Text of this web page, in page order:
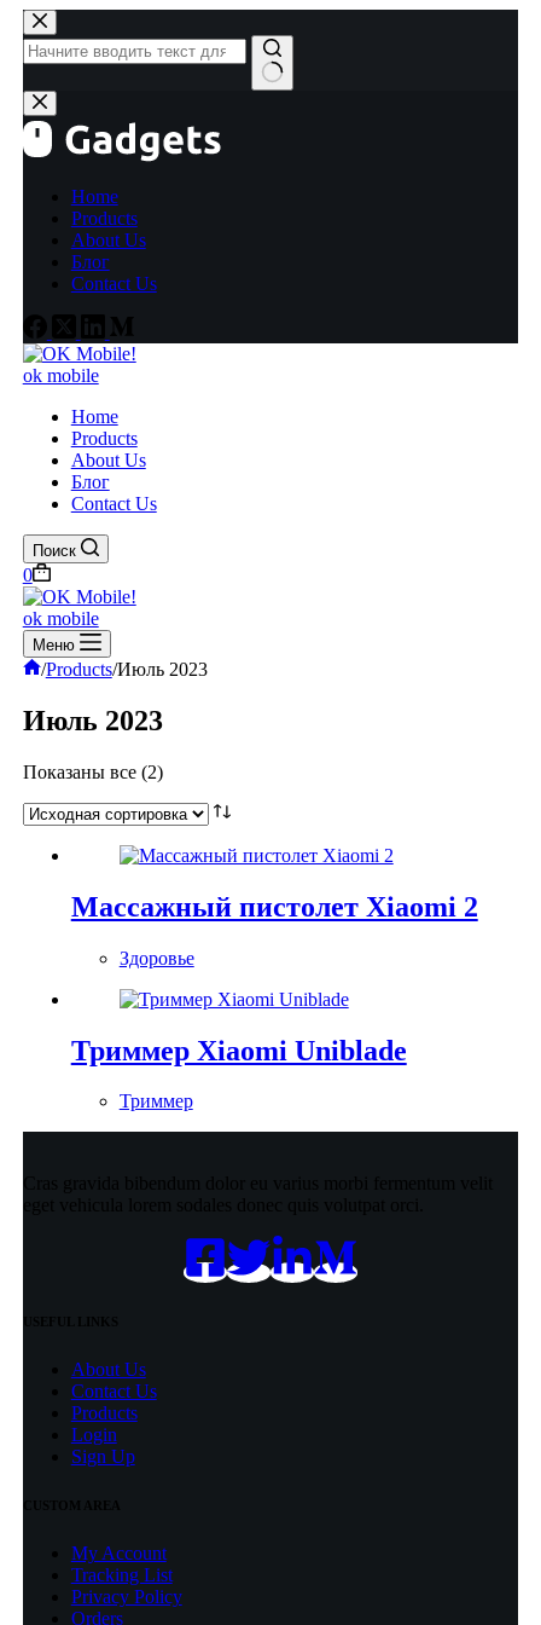
Перейти
к
сути
Ничего
не
найдено
Home
Products
About Us
Блог
Contact Us
ok mobile
Home
Products
About Us
Блог
Contact Us
Поиск
Корзина
0
ok mobile
Меню
Главная
/Products/Июль 2023
Июль 2023
Показаны все (2)
Массажный пистолет Xiaomi 2
Здоровье
Триммер Xiaomi Uniblade
Триммер
Cras gravida bibendum dolor eu varius morbi fermentum velit
eget vehicula lorem sodales donec quis volutpat orci.
USEFUL LINKS
About Us
Contact Us
Products
Login
Sign Up
CUSTOM AREA
My Account
Tracking List
Privacy Policy
Orders